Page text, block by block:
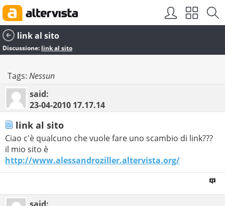
link al sito
Discussione: link al sito
Tags: Nessun
said:
23-04-2010 17.17.14
link al sito
Ciao c'è qualcuno che vuole fare uno scambio di link???
il mio sito è
http://www.alessandroziller.altervista.org/